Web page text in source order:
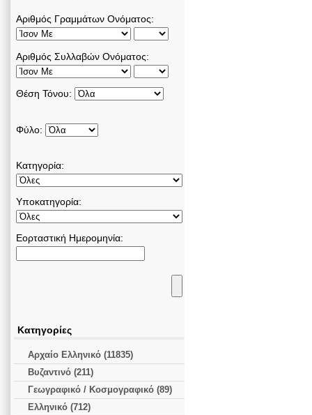
Αριθμός Γραμμάτων Ονόματος:
Αριθμός Συλλαβών Ονόματος:
Θέση Τόνου:
Φύλο:
Κατηγορία:
Υποκατηγορία:
Εορταστική Ημερομηνία:
Κατηγορίες
Αρχαίο Ελληνικό (11835)
Βυζαντινό (211)
Γεωγραφικό / Κοσμογραφικό (89)
Ελληνικό (712)